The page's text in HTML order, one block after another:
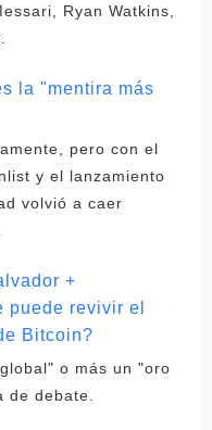
Ryan Watkins,
la "mentira más
pero con el
y el lanzamiento
volvió a caer
+
puede revivir el
Bitcoin?
o más un "oro
de debate.